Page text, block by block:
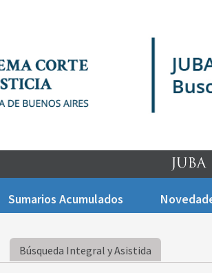
Sumarios Acumulados
Búsqueda Integral y Asistida